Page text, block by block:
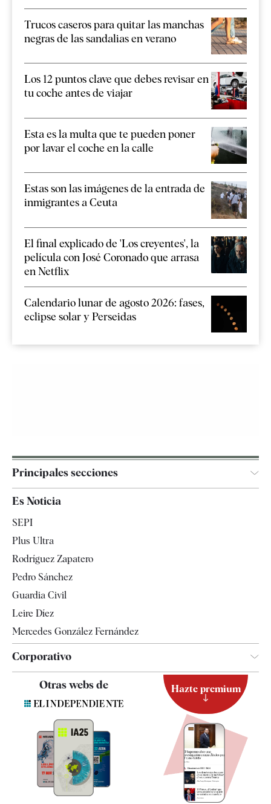
Trucos caseros para quitar las manchas
negras de las sandalias en verano
Los 12 puntos clave que debes revisar en
tu coche antes de viajar
Esta es la multa que te pueden poner
por lavar el coche en la calle
Estas son las imágenes de la entrada de
inmigrantes a Ceuta
El final explicado de 'Los creyentes', la
película con José Coronado que arrasa
en Netflix
Calendario lunar de agosto 2026: fases,
eclipse solar y Perseidas
Principales secciones
España
Televisión
Es Noticia
SEPI
Plus Ultra
Rodríguez Zapatero
Pedro Sánchez
Guardia Civil
Leire Díez
Mercedes González Fernández
Corporativo
Contacto
Quiénes somos
Especificaciones
Otras webs de Hazte premium